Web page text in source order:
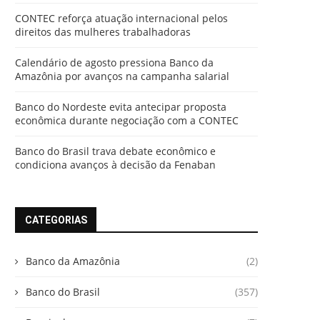
CONTEC reforça atuação internacional pelos
direitos das mulheres trabalhadoras
Calendário de agosto pressiona Banco da
Amazônia por avanços na campanha salarial
Banco do Nordeste evita antecipar proposta
econômica durante negociação com a CONTEC
Banco do Brasil trava debate econômico e
condiciona avanços à decisão da Fenaban
CATEGORIAS
Banco da Amazônia (2)
Banco do Brasil (357)